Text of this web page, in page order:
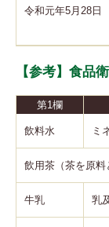
令和元年5月28日
【参考】食品
第1欄
飲料水 ミ
飲用茶（茶を原
牛乳 乳